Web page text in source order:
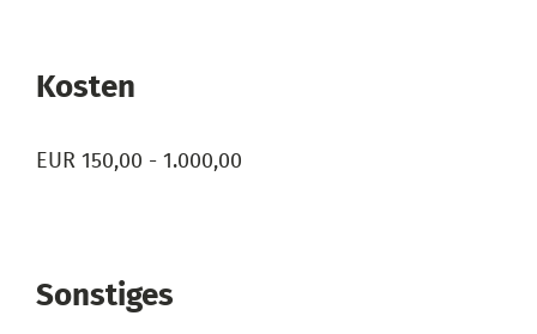
Kosten
EUR 150,00 - 1.000,00
Sonstiges